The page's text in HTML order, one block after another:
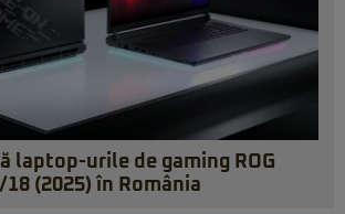
laptop-urile de gaming ROG
18 (2025) în România